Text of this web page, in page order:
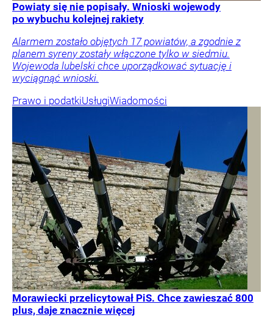
Powiaty się nie popisały. Wnioski wojewody
po wybuchu kolejnej rakiety
Alarmem zostało objętych 17 powiatów, a zgodnie z
planem syreny zostały włączone tylko w siedmiu.
Wojewoda lubelski chce uporządkować sytuację i
wyciągnąć wnioski.
Prawo i podatkiUsługiWiadomości
Morawiecki przelicytował PiS. Chce zawieszać 800
plus, daje znacznie więcej